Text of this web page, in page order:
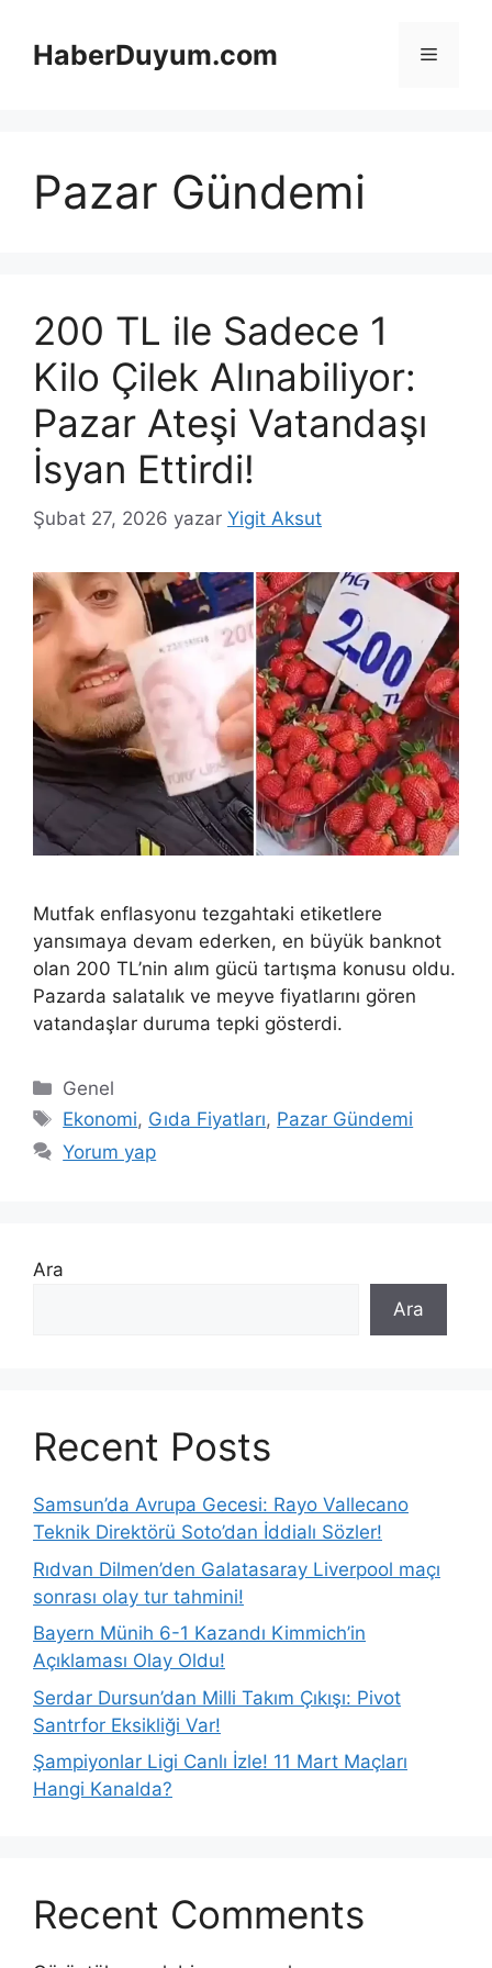
HaberDuyum.com Menü
Pazar Gündemi
200 TL ile Sadece 1
Kilo Çilek Alınabiliyor:
Pazar Ateşi Vatandaşı
İsyan Ettirdi!
Şubat 27, 2026 yazar Yigit Aksut
Mutfak enflasyonu tezgahtaki etiketlere
yansımaya devam ederken, en büyük banknot
olan 200 TL’nin alım gücü tartışma konusu oldu.
Pazarda salatalık ve meyve fiyatlarını gören
vatandaşlar duruma tepki gösterdi.
Kategoriler
Genel
Etiketler
Ekonomi, Gıda Fiyatları, Pazar Gündemi
Yorum yap
Ara
Ara
Recent Posts
Samsun’da Avrupa Gecesi: Rayo Vallecano
Teknik Direktörü Soto’dan İddialı Sözler!
Rıdvan Dilmen’den Galatasaray Liverpool maçı
sonrası olay tur tahmini!
Bayern Münih 6-1 Kazandı Kimmich’in
Açıklaması Olay Oldu!
Serdar Dursun’dan Milli Takım Çıkışı: Pivot
Santrfor Eksikliği Var!
Şampiyonlar Ligi Canlı İzle! 11 Mart Maçları
Hangi Kanalda?
Recent Comments